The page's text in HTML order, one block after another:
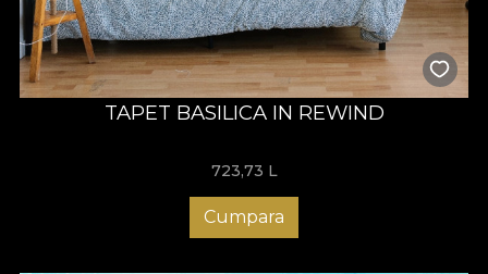
TAPET BASILICA IN REWIND
723,73 L
Cumpara